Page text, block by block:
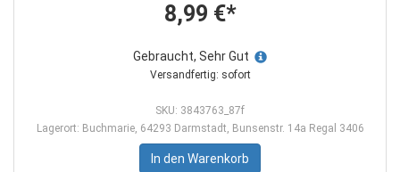
8,99 €*
Gebraucht, Sehr Gut
Versandfertig: sofort
SKU: 3843763_87f
Lagerort: Buchmarie, 64293 Darmstadt, Bunsenstr. 14a Regal 3406
In den Warenkorb